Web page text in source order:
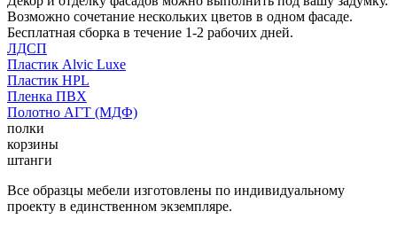
Возможно сочетание нескольких цветов в одном фасаде.
Бесплатная сборка в течение 1-2 рабочих дней.
ЛДСП
Пластик Alvic Luxe
Пластик HPL
Пленка ПВХ
Полотно АГТ (МДФ)
полки
корзины
штанги
Все образцы мебели изготовлены по индивидуальному
проекту в единственном экземпляре.